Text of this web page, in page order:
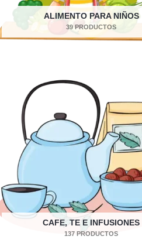
ALIMENTO PARA NIÑOS
39 PRODUCTOS
CAFE, TE E INFUSIONES
137 PRODUCTOS